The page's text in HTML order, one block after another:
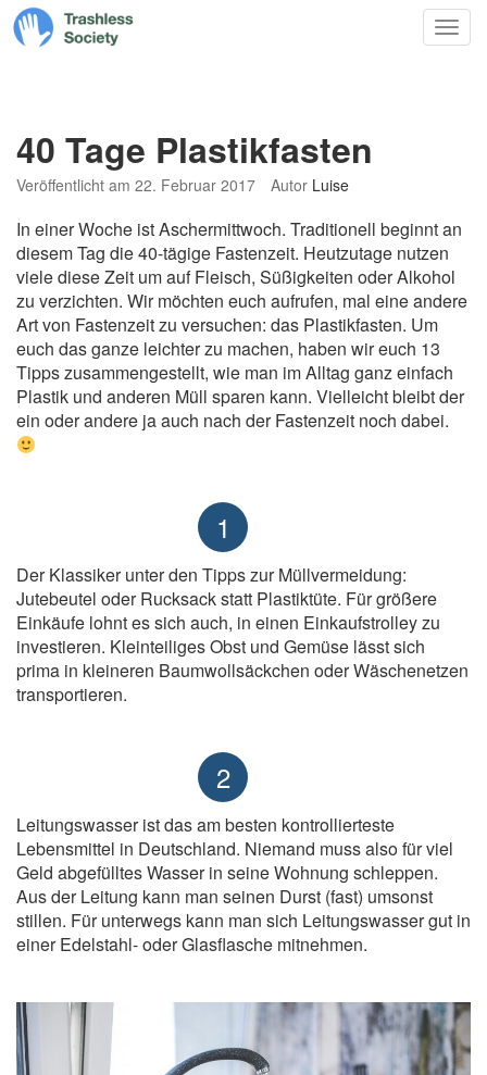
Zum
Inhalt
springen
40 Tage Plastikfasten
Veröffentlicht am 22. Februar 2017 Autor Luise
In einer Woche ist Aschermittwoch. Traditionell beginnt an
diesem Tag die 40-tägige Fastenzeit. Heutzutage nutzen
viele diese Zeit um auf Fleisch, Süßigkeiten oder Alkohol
zu verzichten. Wir möchten euch aufrufen, mal eine andere
Art von Fastenzeit zu versuchen: das Plastikfasten. Um
euch das ganze leichter zu machen, haben wir euch 13
Tipps zusammengestellt, wie man im Alltag ganz einfach
Plastik und anderen Müll sparen kann. Vielleicht bleibt der
ein oder andere ja auch nach der Fastenzeit noch dabei.
1
Der Klassiker unter den Tipps zur Müllvermeidung:
Jutebeutel oder Rucksack statt Plastiktüte. Für größere
Einkäufe lohnt es sich auch, in einen Einkaufstrolley zu
investieren. Kleinteiliges Obst und Gemüse lässt sich
prima in kleineren Baumwollsäckchen oder Wäschenetzen
transportieren.
2
Leitungswasser ist das am besten kontrollierteste
Lebensmittel in Deutschland. Niemand muss also für viel
Geld abgefülltes Wasser in seine Wohnung schleppen.
Aus der Leitung kann man seinen Durst (fast) umsonst
stillen. Für unterwegs kann man sich Leitungswasser gut in
einer Edelstahl- oder Glasflasche mitnehmen.